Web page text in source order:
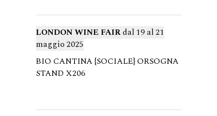
LONDON WINE FAIRdal 19 al 21
maggio 2025
BIO CANTINA {SOCIALE} ORSOGNA
STAND X206